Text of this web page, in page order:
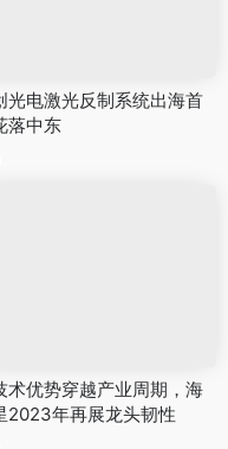
光电激光反制系统出海首
落中东
术优势穿越产业周期，海
2023年再展龙头韧性